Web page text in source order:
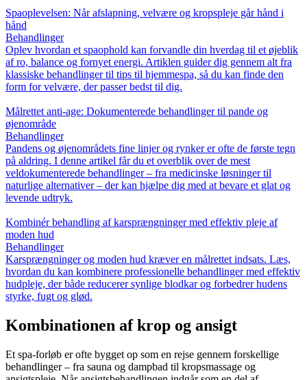
Spaoplevelsen: Når afslapning, velvære og kropspleje går hånd i
hånd
Behandlinger
Oplev hvordan et spaophold kan forvandle din hverdag til et øjeblik
af ro, balance og fornyet energi. Artiklen guider dig gennem alt fra
klassiske behandlinger til tips til hjemmespa, så du kan finde den
form for velvære, der passer bedst til dig.
Målrettet anti-age: Dokumenterede behandlinger til pande og
øjenområde
Behandlinger
Pandens og øjenområdets fine linjer og rynker er ofte de første tegn
på aldring. I denne artikel får du et overblik over de mest
veldokumenterede behandlinger – fra medicinske løsninger til
naturlige alternativer – der kan hjælpe dig med at bevare et glat og
levende udtryk.
Kombinér behandling af karsprængninger med effektiv pleje af
moden hud
Behandlinger
Karsprængninger og moden hud kræver en målrettet indsats. Læs,
hvordan du kan kombinere professionelle behandlinger med effektiv
hudpleje, der både reducerer synlige blodkar og forbedrer hudens
styrke, fugt og glød.
Kombinationen af krop og ansigt
Et spa-forløb er ofte bygget op som en rejse gennem forskellige
behandlinger – fra sauna og dampbad til kropsmassage og